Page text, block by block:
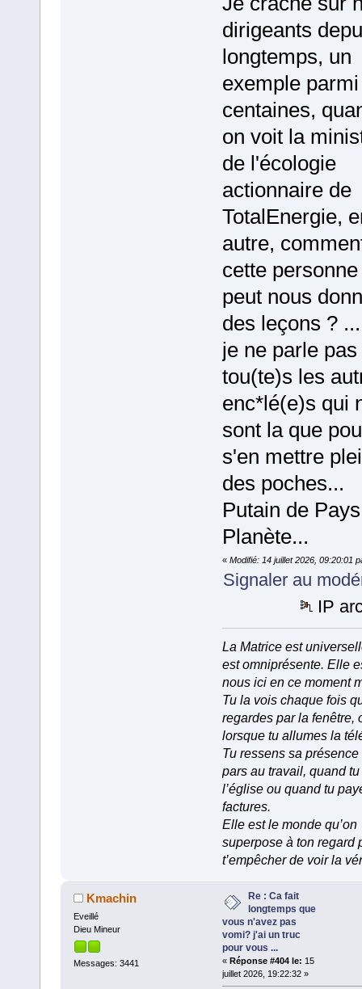
dirigeants
longtemps, un
exemple
centaines,
on voit la
de l'écologie
actionnaire de
TotalEnergie,
autre,
cette personne
peut nous
des leçons ?
je ne parle pas
tou(te)s les
enc*lé(e)s qui
sont la que
s'en mettre
des poches...
Putain de
Planète...
« Modifié: 14 juillet 2026, 09:20:01
Signaler au
IP
La Matrice est
est omniprésente. Elle
nous ici en ce moment
Tu la vois chaque fois
regardes par la fenêtre,
lorsque tu allumes la
Tu ressens sa
pars au travail, quand
l’église ou quand tu
factures.
Elle est le monde qu’on
superpose à ton regard
t’empêcher de voir la
Kmachin
Eveillé
Dieu Mineur
Messages: 3441
Re : Ca fait
longtemps que
vous n'avez pas
vomi? j'ai un truc
pour vous ...
« Réponse #404 le: 15
juillet 2026, 19:22:32 »